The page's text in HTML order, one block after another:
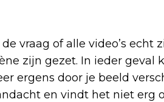
vraag of alle video’s echt
zijn gezet. In ieder
ergens door je beeld
en vindt het niet erg